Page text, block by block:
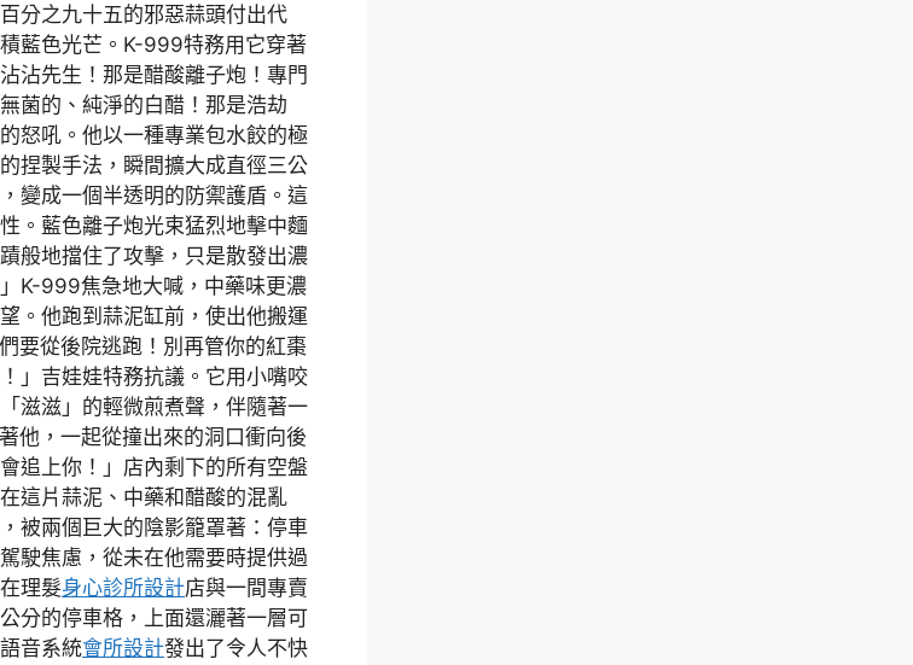
分之九十五的邪惡蒜頭付出代
藍色光芒。K-999特務用它穿著
沾先生！那是醋酸離子炮！專門
菌的、純淨的白醋！那是浩劫
怒吼。他以一種專業包水餃的極
捏製手法，瞬間擴大成直徑三公
變成一個半透明的防禦護盾。這
。藍色離子炮光束猛烈地擊中麵
般地擋住了攻擊，只是散發出濃
K-999焦急地大喊，中藥味更濃
。他跑到蒜泥缸前，使出他搬運
要從後院逃跑！別再管你的紅棗
」吉娃娃特務抗議。它用小嘴咬
滋滋」的輕微煎煮聲，伴隨著一
他，一起從撞出來的洞口衝向後
追上你！」店內剩下的所有空盤
這片蒜泥、中藥和醋酸的混亂
被兩個巨大的陰影籠罩著：停車
駛焦慮，從未在他需要時提供過
理髮身心診所設計店與一間專賣
分的停車格，上面還灑著一層可
音系統會所設計發出了令人不快